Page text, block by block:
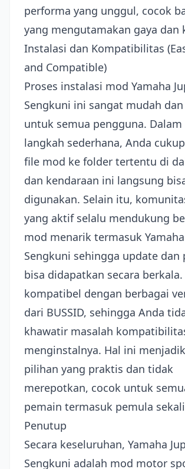
performa yang unggul, cocok
yang mengutamakan gaya dan
Instalasi dan Kompatibilitas
and Compatible)
Proses instalasi mod Yamaha
Sengkuni ini sangat mudah
untuk semua pengguna. Dalam
langkah sederhana, Anda
file mod ke folder tertentu di
dan kendaraan ini langsung
digunakan. Selain itu,
yang aktif selalu mendukung
mod menarik termasuk
Sengkuni sehingga update dan
bisa didapatkan secara
kompatibel dengan berbagai
dari BUSSID, sehingga Anda
khawatir masalah
menginstalnya. Hal ini
pilihan yang praktis dan tidak
merepotkan, cocok untuk
pemain termasuk pemula
Penutup
Secara keseluruhan, Yamaha
Sengkuni adalah mod motor